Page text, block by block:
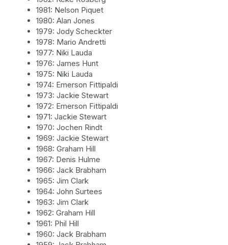
1981: Nelson Piquet
1980: Alan Jones
1979: Jody Scheckter
1978: Mario Andretti
1977: Niki Lauda
1976: James Hunt
1975: Niki Lauda
1974: Emerson Fittipaldi
1973: Jackie Stewart
1972: Emerson Fittipaldi
1971: Jackie Stewart
1970: Jochen Rindt
1969: Jackie Stewart
1968: Graham Hill
1967: Denis Hulme
1966: Jack Brabham
1965: Jim Clark
1964: John Surtees
1963: Jim Clark
1962: Graham Hill
1961: Phil Hill
1960: Jack Brabham